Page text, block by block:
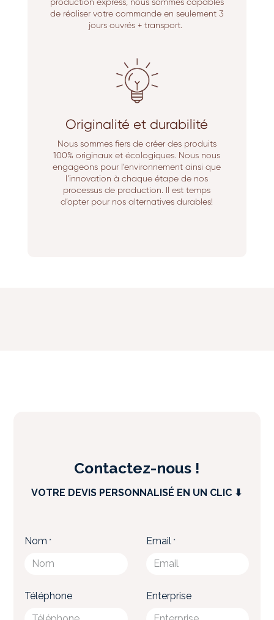
production express, nous sommes capables
de réaliser votre commande en seulement 3
jours ouvrés + transport.
Originalité et durabilité
Nous sommes fiers de créer des produits
100% originaux et écologiques. Nous nous
engageons pour l’environnement ainsi que
l’innovation à chaque étape de nos
processus de production. Il est temps
d’opter pour nos alternatives durables!